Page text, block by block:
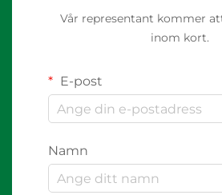
Vår representant kommer
inom kort.
E-post
Namn